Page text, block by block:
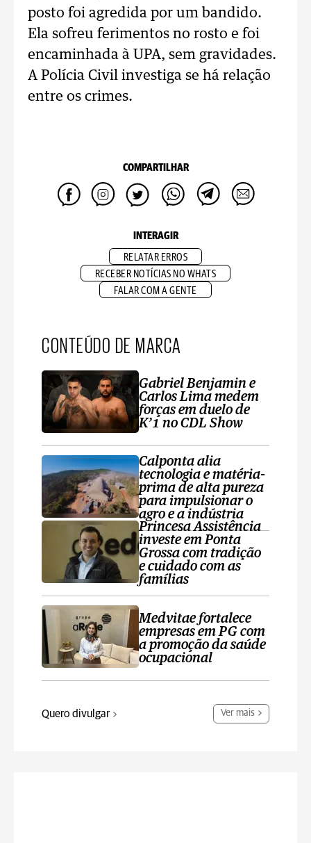
posto foi agredida por um bandido.
Ela sofreu ferimentos no rosto e foi
encaminhada à UPA, sem gravidades.
A Polícia Civil investiga se há relação
entre os crimes.
COMPARTILHAR
INTERAGIR
RELATAR ERROS
RECEBER NOTÍCIAS NO WHATS
FALAR COM A GENTE
CONTEÚDO DE MARCA
Gabriel Benjamin e
Carlos Lima medem
forças em duelo de
K’1 no CDL Show
Calponta alia
tecnologia e matéria-
prima de alta pureza
para impulsionar o
agro e a indústria
Princesa Assistência
investe em Ponta
Grossa com tradição
e cuidado com as
famílias
Medvitae fortalece
empresas em PG com
a promoção da saúde
ocupacional
Quero divulgar Ver mais